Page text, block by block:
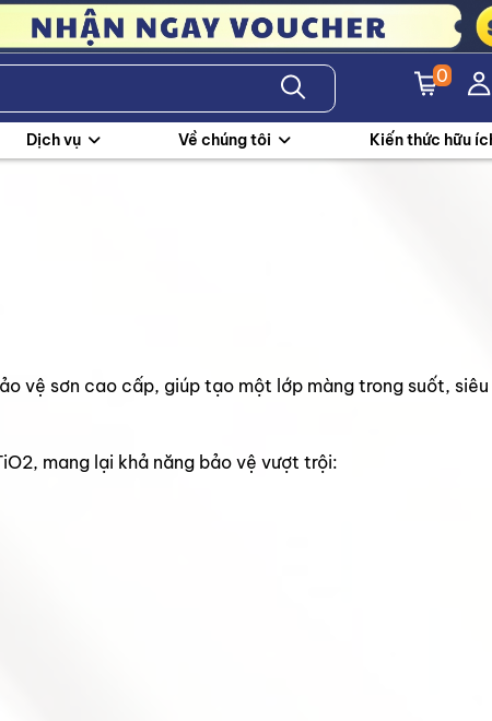
0
Dịch vụ Về chúng tôi Kiến thức hữu
vệ sơn cao cấp, giúp tạo một lớp màng trong suốt,
mang lại khả năng bảo vệ vượt trội: